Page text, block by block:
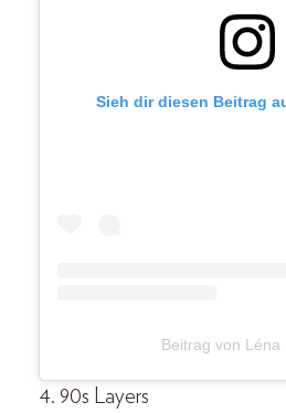
Sieh dir diesen Beitrag
Beitrag von Léna
4. 90s Layers